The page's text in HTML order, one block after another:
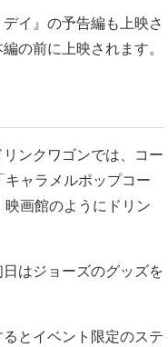
イ』の予告編も上映さ
の前に上映されます。
ンクワゴンでは、コー
ャラメルポップコー
画館のようにドリン
はジョーズのグッズを
とイベント限定のステ